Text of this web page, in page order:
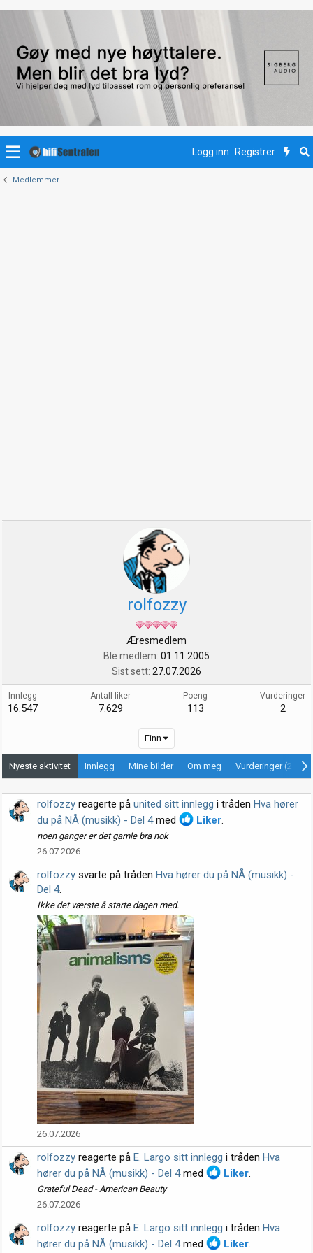
Logg inn Registrer
Medlemmer
rolfozzy
Æresmedlem
Ble medlem 01.11.2005
Sist sett 27.07.2026
Innlegg
16.547
Antall liker
7.629
Poeng
113
Vurderinger
2
Finn
Nyeste aktivitet Innlegg Mine bilder Om meg Vurderinger (2)
rolfozzy reagerte på united sitt innlegg i tråden Hva hører
du på NÅ (musikk) - Del 4med Liker.
noen ganger er det gamle bra nok
26.07.2026
rolfozzy svarte på tråden Hva hører du på NÅ (musikk) -
Del 4.
Ikke det værste å starte dagen med.
26.07.2026
rolfozzy reagerte på E. Largo sitt innlegg i tråden Hva
hører du på NÅ (musikk) - Del 4med Liker.
Grateful Dead - American Beauty
26.07.2026
rolfozzy reagerte på E. Largo sitt innlegg i tråden Hva
hører du på NÅ (musikk) - Del 4med Liker.